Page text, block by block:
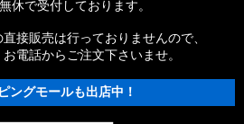
休で受付しております。
接販売は行っておりませんので、
電話からご注文下さいませ。
ングモールも出店中！